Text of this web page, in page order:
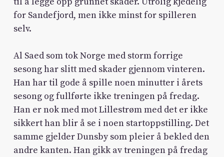
for Sandefjord, men ikke minst for spilleren
selv.
Al Saed som tok Norge med storm forrige
sesong har slitt med skader gjennom vinteren.
Han har til gode å spille noen minutter i årets
sesong og fullførte ikke treningen på fredag.
Han er nok med mot Lillestrøm med det er ikke
sikkert han blir å se i noen startoppstilling. Det
samme gjelder Dunsby som pleier å bekled den
andre kanten. Han gikk av treningen på fredag